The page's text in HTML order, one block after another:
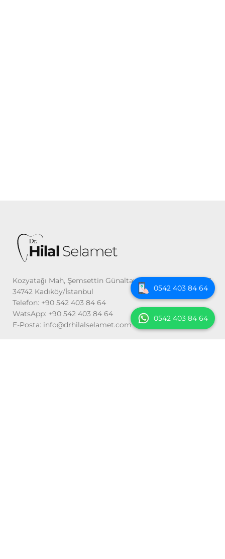
Kozyatağı Mah, Şemsettin Günaltay Cd. No: 54 Kat: 2 D: 3,
34742 Kadıköy/İstanbul
Telefon: +90 542 403 84 64
WatsApp: +90 542 403 84 64
E-Posta: info@drhilalselamet.com
0542 403 84 64
0542 403 84 64